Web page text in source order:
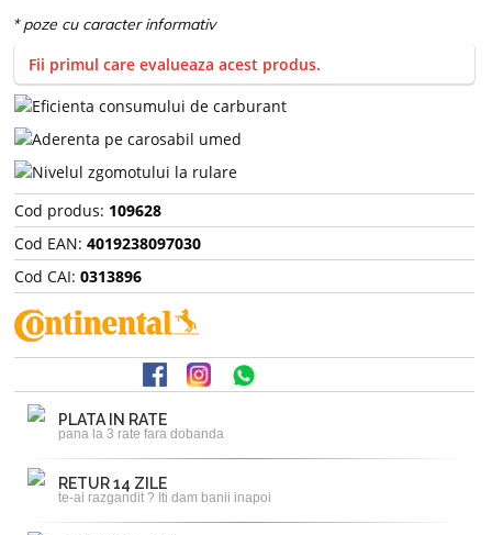
Fii primul care evalueaza acest produs.
Cod produs: 109628
Cod EAN: 4019238097030
Cod CAI: 0313896
PLATA IN RATE
pana la 3 rate fara dobanda
RETUR 14 ZILE
te-ai razgandit ? Iti dam banii inapoi